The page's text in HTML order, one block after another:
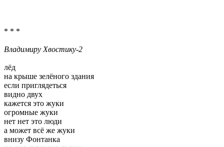
* * *
Владимиру Хвостику-2
лёд
на крыше зелёного здания
если приглядеться
видно двух
кажется это жуки
огромные жуки
нет нет это люди
а может всё же жуки
внизу Фонтанка